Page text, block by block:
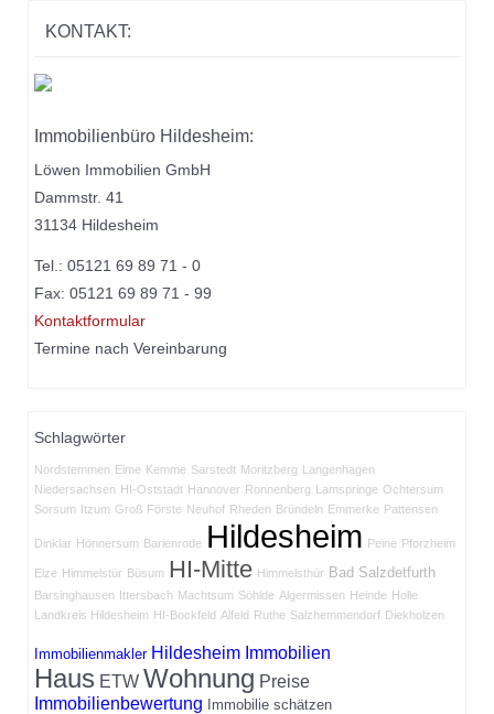
KONTAKT:
Immobilienbüro Hildesheim:
Löwen Immobilien GmbH
Dammstr. 41
31134 Hildesheim
Tel.: 05121 69 89 71 - 0
Fax: 05121 69 89 71 - 99
Kontaktformular
Termine nach Vereinbarung
Schlagwörter
Nordstemmen Eime Kemme Sarstedt Moritzberg Langenhagen
Niedersachsen HI-Oststadt Hannover Ronnenberg Lamspringe Ochtersum
Sorsum Itzum Groß Förste Neuhof Rheden Bründeln Emmerke Pattensen
Dinklar Hönnersum Barienrode Hildesheim Peine Pforzheim
Elze Himmelstür Büsum HI-Mitte Himmelsthür Bad Salzdetfurth
Barsinghausen Ittersbach Machtsum Söhlde Algermissen Heinde Holle
Landkreis Hildesheim HI-Bockfeld Alfeld Ruthe Salzhemmendorf Diekholzen
Immobilienmakler Hildesheim Immobilien
Haus ETW Wohnung Preise
Immobilienbewertung
Immobilie schätzen